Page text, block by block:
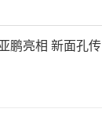
鹏亮相 新面孔传